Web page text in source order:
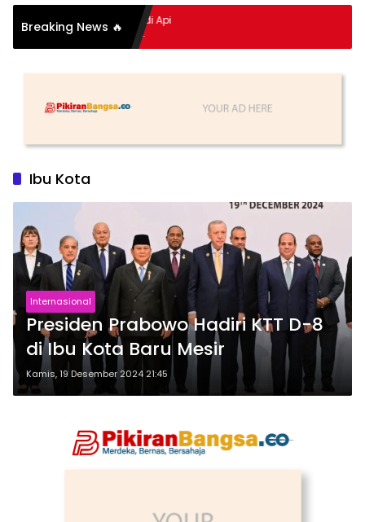
Breaking News 🔥
Hidup Meledak Jadi Api
Tragedi Menteng-
Maling Ayam di Bali
Ibu Kota
Internasional
Presiden Prabowo Hadiri KTT D-8
di Ibu Kota Baru Mesir
Kamis, 19 Desember 2024 21:45